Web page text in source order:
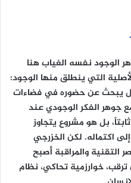
الوجود نفسه الغياب هنا
التي ينطلق منها الوجود:
يبحث عن حضوره في فضاءات
جوهر الفكر الوجودي عند
بل هو مشروع يتجاوز
اكتماله. لكن الخزرجي
والمراقبة أصبح
خوارزمية تحاكي، نظام